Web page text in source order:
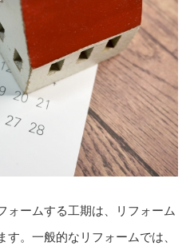
ォームする工期は、リフォーム
。一般的なリフォームでは、